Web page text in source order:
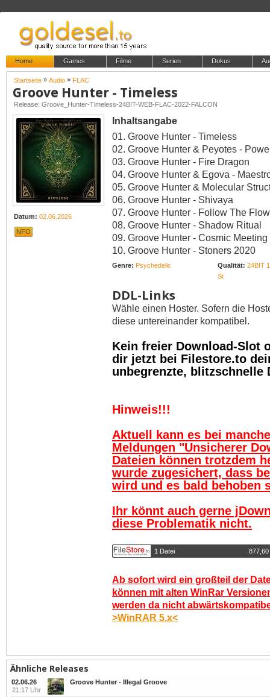
Home Games Filme Serien Dokus
Startseite » Audio » FLAC
Groove Hunter - Timeless
Release: Groove_Hunter-Timeless-24BIT-WEB-FLAC-2022-FALCON
Datum: 02.06.2026
NFO
Inhaltsangabe
01. Groove Hunter - Timeless
02. Groove Hunter & Peyotes -
03. Groove Hunter - Fire Dragon
04. Groove Hunter & Egova -
05. Groove Hunter & Molecular
06. Groove Hunter - Shivaya
07. Groove Hunter - Follow The Flow
08. Groove Hunter - Shadow Ritual
09. Groove Hunter - Cosmic Meeting
10. Groove Hunter - Stoners 2020
Genre: Psychedelic Qualität: 24BIT
St
DDL-Links
Wähle einen Hoster. Sofern die
diese untereinander kompatibel.
Kein freier Download-Slot
dir jetzt bei Filestore.to
unbegrenzte, blitzschnelle
Hinweis!!!
Aktuell kann es bei
Meldungen "Unsicherer
Dateien können trotzdem
wurde zugesichert, dass
wird und es bald behoben
Ihr könnt auch gerne
diese Problematik nicht.
1 Datei 877,60
Ab sofort wird ein großteil der
können mit alten WinRar
werden da nicht
>WinRAR 5.x<
Ähnliche Releases
02.06.26
21:17 Uhr
Groove Hunter - Illegal Groove